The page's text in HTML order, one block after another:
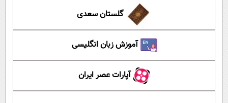
گلستان سعدی
آموزش زبان انگلیسی
آپارات عصر ایران